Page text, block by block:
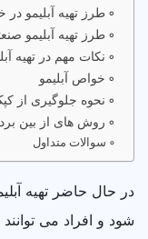
طرز تهیه آبلیمو در
طرز تهیه آبلیمو
نکات مهم در تهیه
خواص آبلیمو
نحوه جلوگیری از
روش های از بین
سوالات متداول
در حال حاضر تهیه
شود و افراد می‌